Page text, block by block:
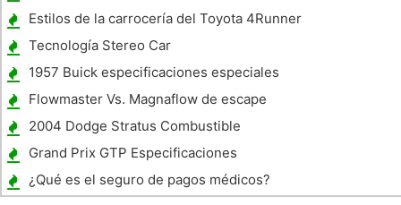
tiempos 50cc
Estilos de la carrocería del Toyota 4Runner
Tecnología Stereo Car
1957 Buick especificaciones especiales
Flowmaster Vs. Magnaflow de escape
2004 Dodge Stratus Combustible
Problemas Clasificación
Grand Prix GTP Especificaciones
¿Qué es el seguro de pagos médicos?